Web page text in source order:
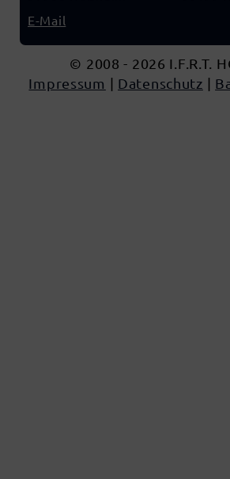
E-Mail
© 2008 - 2026 I.F.R.T.
Impressum | Datenschutz |